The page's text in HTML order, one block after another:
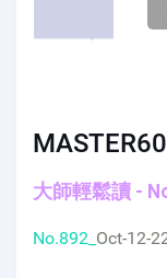
大師輕鬆讀 -
No.892_ Oct-12-